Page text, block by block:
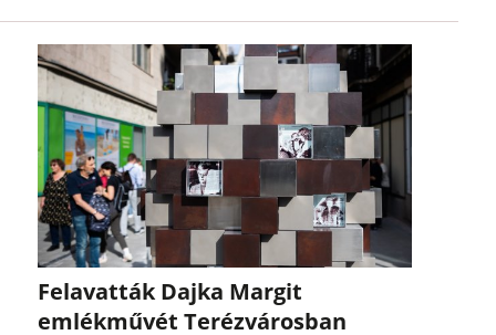
Felavatták Dajka Margit
emlékművét Terézvárosban